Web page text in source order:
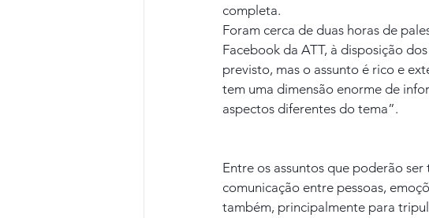
completa.
Foram cerca de duas horas de
Facebook da ATT, à disposição
previsto, mas o assunto é rico e
tem uma dimensão enorme de
aspectos diferentes do tema”.
Entre os assuntos que poderão
comunicação entre pessoas,
também, principalmente para